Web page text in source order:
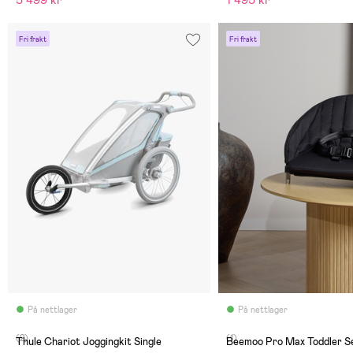
Fri frakt
På nettlager
(2)
Thule Chariot Joggingkit Single
Fri frakt
På nettlager
(1)
Beemoo Pro Max Toddler